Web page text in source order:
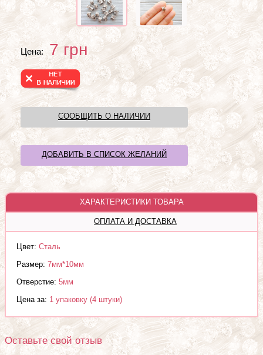
Цена: 7грн
СООБЩИТЬ О НАЛИЧИИ
ДОБАВИТЬ В СПИСОК ЖЕЛАНИЙ
ХАРАКТЕРИСТИКИ ТОВАРА
ОПЛАТА И ДОСТАВКА
Цвет: Сталь
Размер: 7мм*10мм
Отверстие: 5мм
Цена за: 1 упаковку (4 штуки)
Оставьте свой отзыв